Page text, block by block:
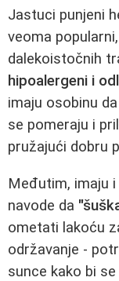
Jastuci punjeni
veoma
dalekoistočnih
hipoalergeni i
imaju osobinu
se pomeraju i
pružajući dobru
Međutim, imaju
navode da
ometati lakoću
održavanje -
sunce kako bi